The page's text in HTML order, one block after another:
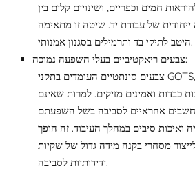
חמים וכפריים, ושינויים קלים בין
ייחודית של עבודת יד. שיטה זו מתאימה
היטב לתיקי בד ותרמילים בסגנון אמנותי.
צבעים ריאקטיביים בעלי השפעה נמוכה:
צבעים סינתטיים העומדים בתקני GOTS, המציעים עמידות צבע
כבדות ואמינים מזיקים. למרות שאינם
אחראיים לסביבה בשל השפעתם
ואיכות סיבים במהלך העיבוד. זה הופך
מסחרי בקנה מידה גדול של שקיות
ידידותיות לסביבה.